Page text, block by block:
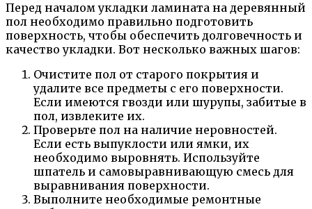
Перед началом укладки ламината на деревянный
пол необходимо правильно подготовить
поверхность, чтобы обеспечить долговечность и
качество укладки. Вот несколько важных шагов:
Очистите пол от старого покрытия и
удалите все предметы с его поверхности.
Если имеются гвозди или шурупы, забитые в
пол, извлеките их.
Проверьте пол на наличие неровностей.
Если есть выпуклости или ямки, их
необходимо выровнять. Используйте
шпатель и самовыравнивающую смесь для
выравнивания поверхности.
Выполните необходимые ремонтные